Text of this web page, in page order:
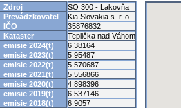
Zdroj
SO 300 - Lakovňa
Prevádzkovateľ
Kia Slovakia s. r. o.
IČO
35876832
Kataster
Teplička nad Váhom
emisie 2024(t)
6.38164
emisie 2023(t)
5.95487
emisie 2022(t)
5.570687
emisie 2021(t)
5.556866
emisie 2020(t)
4.898396
emisie 2019(t)
6.537146
emisie 2018(t)
6.9057